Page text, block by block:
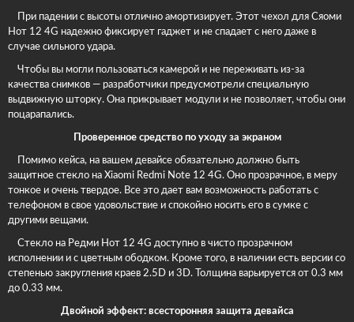
При падении с высоты отлично амортизирует. Этот чехол для Сяоми
Нот 12 4G надежно фиксирует гаджет и не спадает с него даже в
случае сильного удара.
Чтобы вы могли пользоваться камерой и не переживать из-за
качества снимков — разработчики предусмотрели специальную
выдвижную шторку. Она прикрывает модули и не позволяет, чтобы они
поцарапались.
Проверенное средство по уходу за экраном
Помимо кейса, на вашем девайсе обязательно должно быть
защитное стекло на Xiaomi Redmi Note 12 4G. Оно прозрачное, в меру
тонкое и очень твердое. Все это дает вам возможность работать с
телефоном в свое удовольствие и спокойно носить его в сумке с
другими вещами.
Стекло на Редми Нот 12 4G доступно в чисто прозрачном
исполнении и с цветным ободком. Кроме того, в наличии есть версии со
степенью закругления краев 2.5D и 3D. Толщина варьируется от 0.3 мм
до 0.33 мм.
Двойной эффект: всесторонняя защита девайса